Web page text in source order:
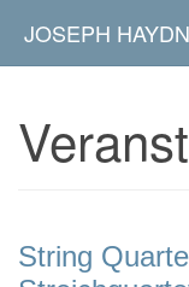
JOSEPH
String